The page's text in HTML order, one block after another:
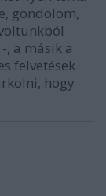
gondolom,
, a másik a
felvetések
hogy